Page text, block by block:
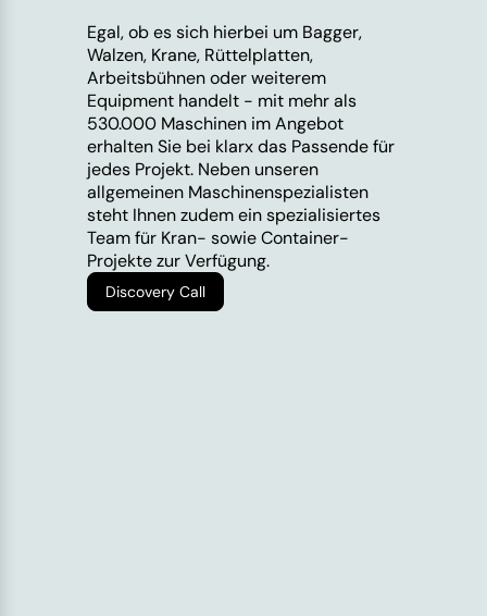
Egal, ob es sich hierbei um Bagger,
Walzen, Krane, Rüttelplatten,
Arbeitsbühnen oder weiterem
Equipment handelt - mit mehr als
530.000 Maschinen im Angebot
erhalten Sie bei klarx das Passende für
jedes Projekt. Neben unseren
allgemeinen Maschinenspezialisten
steht Ihnen zudem ein spezialisiertes
Team für Kran- sowie Container-
Projekte zur Verfügung.
Discovery Call